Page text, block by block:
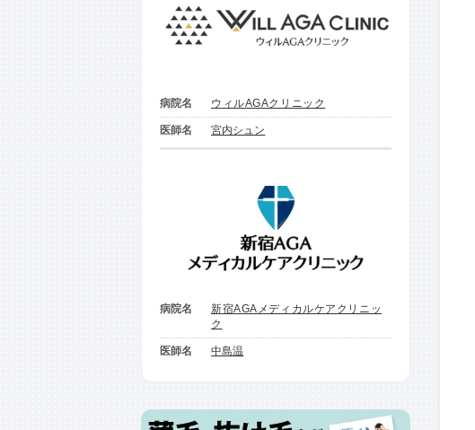
病院名 ウィルAGAクリニック
医師名 宮内シュン
病院名
新宿AGAメディカルケアクリニッ
ク
医師名 中島温